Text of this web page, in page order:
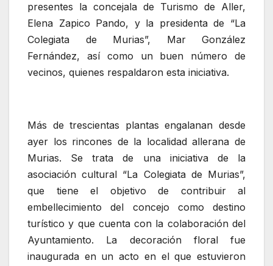
presentes la concejala de Turismo de Aller,
Elena Zapico Pando, y la presidenta de “La
Colegiata de Murias”, Mar González
Fernández, así como un buen número de
vecinos, quienes respaldaron esta iniciativa.
Más de trescientas plantas engalanan desde
ayer los rincones de la localidad allerana de
Murias. Se trata de una iniciativa de la
asociación cultural “La Colegiata de Murias”,
que tiene el objetivo de contribuir al
embellecimiento del concejo como destino
turístico y que cuenta con la colaboración del
Ayuntamiento. La decoración floral fue
inaugurada en un acto en el que estuvieron